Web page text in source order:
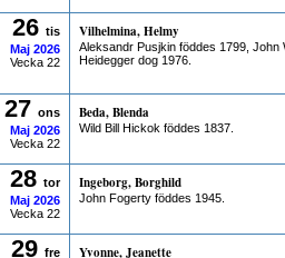
26 tis
Maj 2026
Vecka 22
Vilhelmina, Helmy
Aleksandr Pusjkin föddes 1799, John
Heidegger dog 1976.
27 ons
Maj 2026
Vecka 22
Beda, Blenda
Wild Bill Hickok föddes 1837.
28 tor
Maj 2026
Vecka 22
Ingeborg, Borghild
John Fogerty föddes 1945.
29 fre
Yvonne, Jeanette